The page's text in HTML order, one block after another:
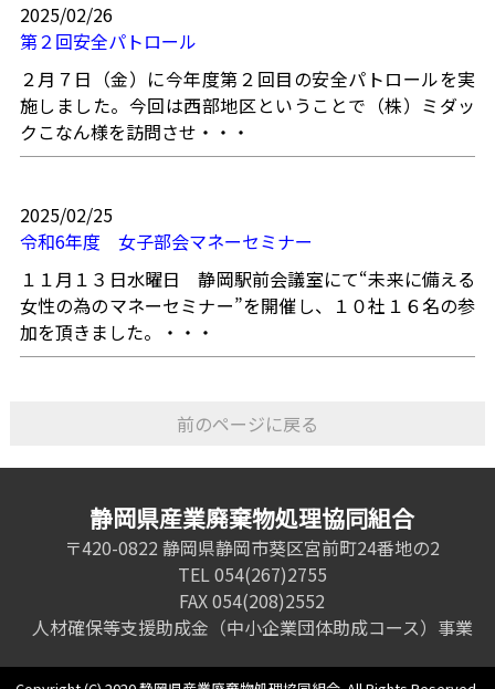
2025/02/26
第２回安全パトロール
２月７日（金）に今年度第２回目の安全パトロールを実
施しました。今回は西部地区ということで（株）ミダッ
クこなん様を訪問させ・・・
2025/02/25
令和6年度 女子部会マネーセミナー
１１月１３日水曜日 静岡駅前会議室にて“未来に備える
女性の為のマネーセミナー”を開催し、１０社１６名の参
加を頂きました。・・・
前のページに戻る
静岡県産業廃棄物処理協同組合
〒420-0822 静岡県静岡市葵区宮前町24番地の2
TEL 054(267)2755
FAX 054(208)2552
人材確保等支援助成金（中小企業団体助成コース）事業